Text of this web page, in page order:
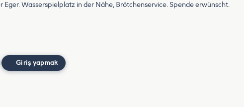
Eger. Wasserspielplatz in der Nähe, Brötchenservice. Spende erwünscht.
Giriş yapmak